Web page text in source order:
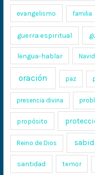
evangelismo familia
guerra espiritual
lengua-hablar
oración paz
presencia divina
propósito
Reino de Dios
santidad temor